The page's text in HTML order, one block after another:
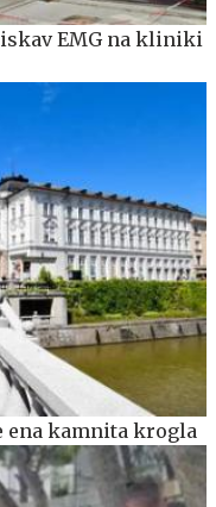
EMG na kliniki
ena kamnita krogla